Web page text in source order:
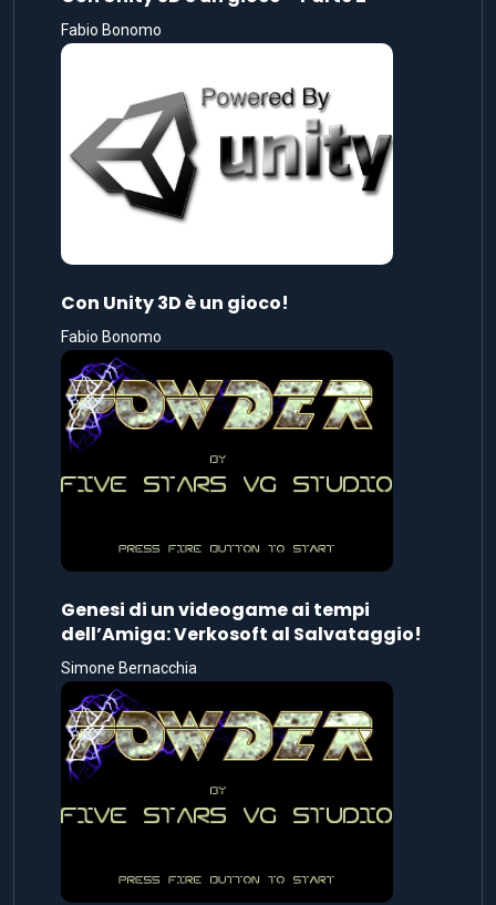
Fabio Bonomo
Con Unity 3D è un gioco!
Fabio Bonomo
Genesi di un videogame ai tempi
dell’Amiga: Verkosoft al Salvataggio!
Simone Bernacchia